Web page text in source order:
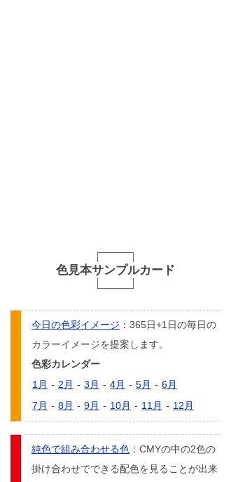
色見本サンプルカード
今日の色彩イメージ ：365日+1日の毎日の
カラーイメージを提案します。
色彩カレンダー
1月 - 2月 - 3月 - 4月 - 5月 - 6月
7月 - 8月 - 9月 - 10月 - 11月 - 12月
純色で組み合わせる色 ：CMYの中の2色の
掛け合わせでできる配色を見ることが出来